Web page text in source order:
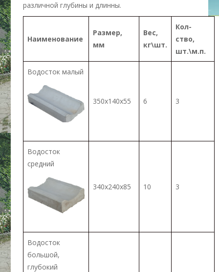
различной глубины и длинны.
Наименование
Размер,
мм
Вес,
кг\шт.
Кол-
ство,
шт.\м.п.
Водосток малый
350х140х55 6 3
Водосток
средний
340х240х85 10 3
Водосток
большой,
глубокий